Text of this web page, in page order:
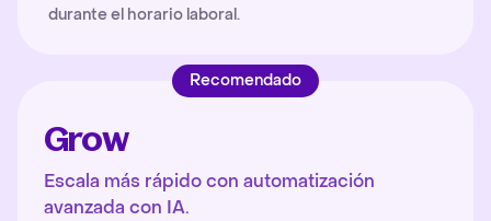
durante el horario laboral.
Recomendado
Grow
Escala más rápido con automatización
avanzada con IA.